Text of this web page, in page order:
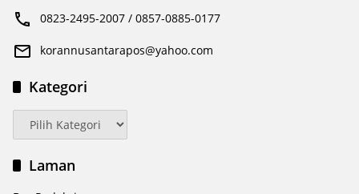
0823-2495-2007 / 0857-0885-0177
korannusantarapos@yahoo.com
Kategori
Kategori
Laman